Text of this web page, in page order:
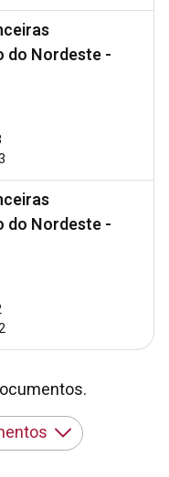
do Nordeste -
do Nordeste -